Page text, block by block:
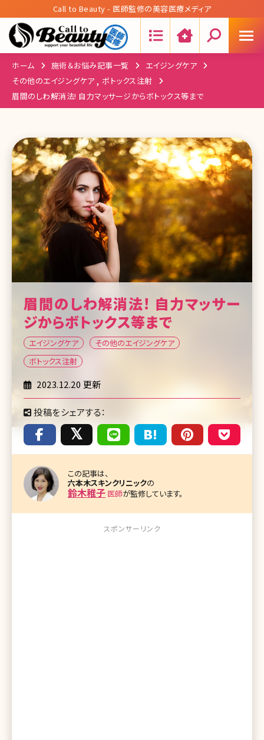
Call to Beauty - 医師監修の美容医療メディア
ホーム 施術＆お悩み記事一覧
エイジングケア
その他のエイジングケア , ボトックス注射
眉間のしわ解消法! 自力マッサージからボトックス等まで
眉間のしわ解消法! 自力マッサー
ジからボトックス等まで
エイジングケア
その他のエイジングケア
ボトックス注射
2023.12.20 更新
投稿をシェアする：
この記事は、
六本木スキンクリニックの
鈴木稚子 医師が監修しています。
スポンサーリンク